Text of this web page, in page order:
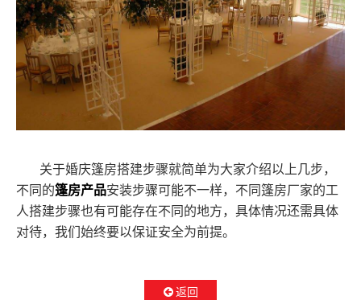
关于婚庆篷房搭建步骤就简单为大家介绍以上几步，
不同的篷房产品安装步骤可能不一样，不同篷房厂家的工
人搭建步骤也有可能存在不同的地方，具体情况还需具体
对待，我们始终要以保证安全为前提。
返回